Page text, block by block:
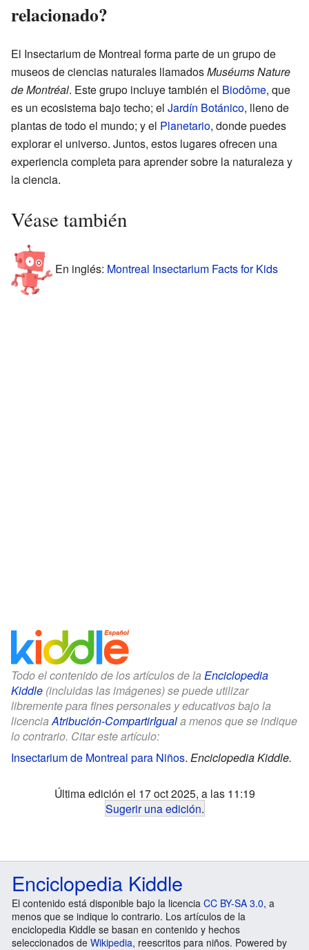
relacionado?
El Insectarium de Montreal forma parte de un grupo de
museos de ciencias naturales llamadosMuséums Nature
de Montréal. Este grupo incluye también el Biodôme, que
es un ecosistema bajo techo; el Jardín Botánico, lleno de
plantas de todo el mundo; y el Planetario, donde puedes
explorar el universo. Juntos, estos lugares ofrecen una
experiencia completa para aprender sobre la naturaleza y
la ciencia.
Véase también
En inglés: Montreal Insectarium Facts for Kids
Todo el contenido de los artículos de la Enciclopedia
Kiddle (incluidas las imágenes) se puede utilizar
libremente para fines personales y educativos bajo la
licenciaAtribución-CompartirIguala menos que se indique
lo contrario. Citar este artículo:
Insectarium de Montreal para Niños. Enciclopedia Kiddle.
Última edición el 17 oct 2025, a las 11:19
Sugerir una edición.
Enciclopedia Kiddle
El contenido está disponible bajo la licencia CC BY-SA 3.0, a
menos que se indique lo contrario. Los artículos de la
enciclopedia Kiddle se basan en contenido y hechos
seleccionados de Wikipedia, reescritos para niños. Powered by